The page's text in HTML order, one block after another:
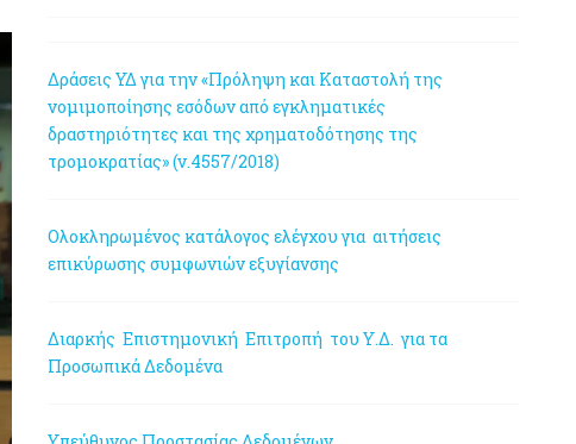
Δράσεις ΥΔ για την «Πρόληψη και Καταστολή της
νομιμοποίησης εσόδων από εγκληματικές
δραστηριότητες και της χρηματοδότησης της
τρομοκρατίας» (ν.4557/2018)
Ολοκληρωμένος κατάλογος ελέγχου για αιτήσεις
επικύρωσης συμφωνιών εξυγίανσης
Διαρκής Επιστημονική Επιτροπή του Υ.Δ. για τα
Προσωπικά Δεδομένα